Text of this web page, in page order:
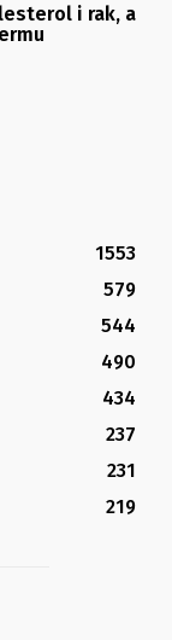
i rak, a
1553
579
544
490
434
237
231
219